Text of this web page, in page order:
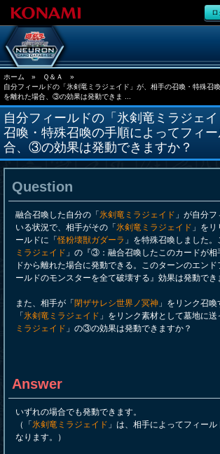
ロ
ホーム » Ｑ＆Ａ
»
自分フィールドの「氷剣竜ミラジェイド」が、相手の召喚・特殊召
を離れた場合、③の効果は発動できま ...
自分フィールドの「氷剣竜ミラジェ
召喚・特殊召喚の手順によってフィ
合、③の効果は発動できますか？
Question
融合召喚した自分の「 氷剣竜ミラジェイド 」が自分
いる状況で、相手がその「 氷剣竜ミラジェイド 」を
ールドに「怪粉壊獣ガダーラ 」を特殊召喚しました。
ミラジェイド 」の『③：融合召喚したこのカードが
ドから離れた場合に発動できる。このターンのエン
ールドのモンスターを全て破壊する』効果は発動でき
また、相手が「 閉ザサレシ世界ノ冥神 」をリンク召
「 氷剣竜ミラジェイド 」をリンク素材として墓地に送
ミラジェイド 」の③の効果は発動できますか？
Answer
いずれの場合でも発動できます。
（「 氷剣竜ミラジェイド 」は、相手によってフィー
なります。）